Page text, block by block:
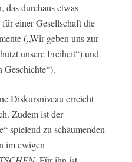
das durchaus etwas
einer Gesellschaft die
(„Wir geben uns zur
unsere Freiheit“) und
Geschichte“).
Diskursniveau erreicht
Zudem ist der
spielend zu schäumenden
im ewigen